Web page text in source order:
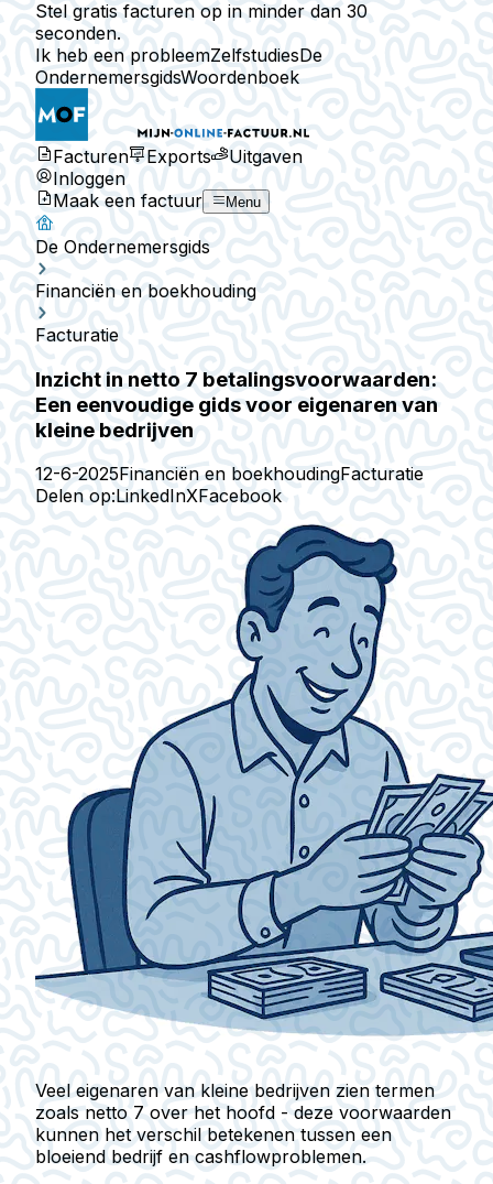
Stel gratis facturen op in minder dan 30
seconden.
Ik heb een probleemZelfstudiesDe
OndernemersgidsWoordenboek
Facturen Exports
Uitgaven
Inloggen
Maak een factuur
Menu
De Ondernemersgids
Financiën en boekhouding
Facturatie
Inzicht in netto 7 betalingsvoorwaarden:
Een eenvoudige gids voor eigenaren van
kleine bedrijven
12-6-2025Financiën en boekhoudingFacturatie
Delen op:LinkedInXFacebook
Veel eigenaren van kleine bedrijven zien termen
zoals netto 7 over het hoofd - deze voorwaarden
kunnen het verschil betekenen tussen een
bloeiend bedrijf en cashflowproblemen.